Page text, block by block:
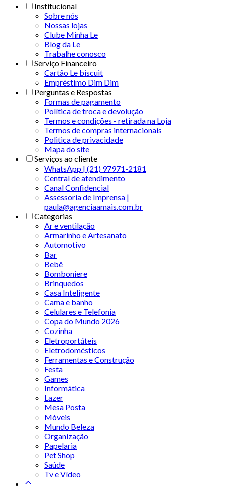
Institucional
Sobre nós
Nossas lojas
Clube Minha Le
Blog da Le
Trabalhe conosco
Serviço Financeiro
Cartão Le biscuit
Empréstimo Dim Dim
Perguntas e Respostas
Formas de pagamento
Política de troca e devolução
Termos e condições - retirada na Loja
Termos de compras internacionais
Politica de privacidade
Mapa do site
Serviços ao cliente
WhatsApp | (21) 97971-2181
Central de atendimento
Canal Confidencial
Assessoria de Imprensa |
paula@agenciaamais.com.br
Categorias
Ar e ventilação
Armarinho e Artesanato
Automotivo
Bar
Bebê
Bomboniere
Brinquedos
Casa Inteligente
Cama e banho
Celulares e Telefonia
Copa do Mundo 2026
Cozinha
Eletroportáteis
Eletrodomésticos
Ferramentas e Construção
Festa
Games
Informática
Lazer
Mesa Posta
Móveis
Mundo Beleza
Organização
Papelaria
Pet Shop
Saúde
Tv e Vídeo